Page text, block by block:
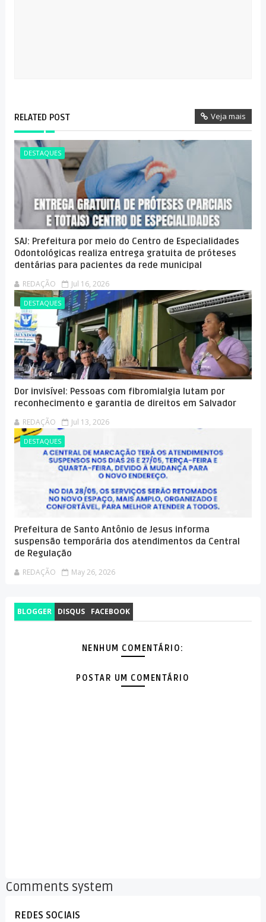
RELATED POST Veja mais
DESTAQUES
SAJ: Prefeitura por meio do Centro de Especialidades
Odontológicas realiza entrega gratuita de próteses
dentárias para pacientes da rede municipal
REDAÇÃO Jul 16, 2026
DESTAQUES
Dor invisível: Pessoas com fibromialgia lutam por
reconhecimento e garantia de direitos em Salvador
REDAÇÃO Jul 13, 2026
DESTAQUES
Prefeitura de Santo Antônio de Jesus informa
suspensão temporária dos atendimentos da Central
de Regulação
REDAÇÃO May 26, 2026
BLOGGER DISQUS FACEBOOK
NENHUM COMENTÁRIO:
POSTAR UM COMENTÁRIO
Comments system
REDES SOCIAIS